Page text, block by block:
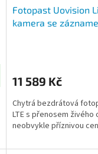
Fotopast Uovision
kamera se
11 589 Kč
Chytrá bezdrátová
LTE s přenosem živého
neobvykle příznivou